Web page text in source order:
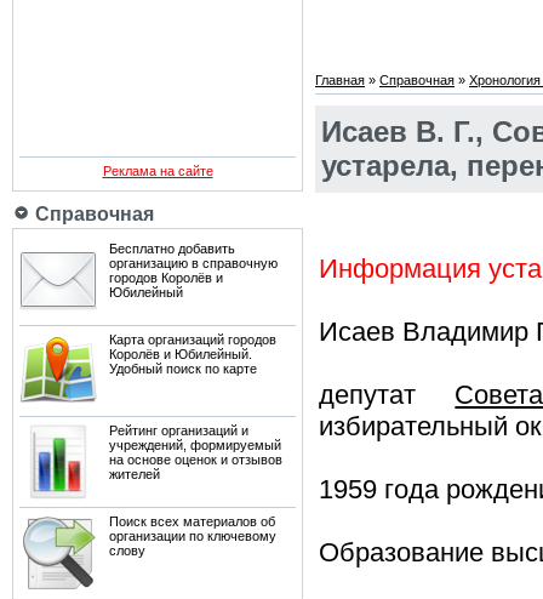
Реклама на сайте
Справочная
Бесплатно добавить
организацию в справочную
городов Королёв и
Юбилейный
Карта организаций городов
Королёв и Юбилейный.
Удобный поиск по карте
Рейтинг организаций и
учреждений, формируемый
на основе оценок и отзывов
жителей
Поиск всех материалов об
организации по ключевому
слову
Главная » Справочная »
Исаев В. Г.,
устарела,
Информация
Исаев Владимир
депутат Совета
избирательный
1959 года
Образование